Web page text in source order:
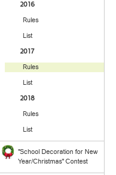
2016
Rules
List
2017
Rules
List
2018
Rules
List
"School Decoration for New
Year/Christmas" Contest